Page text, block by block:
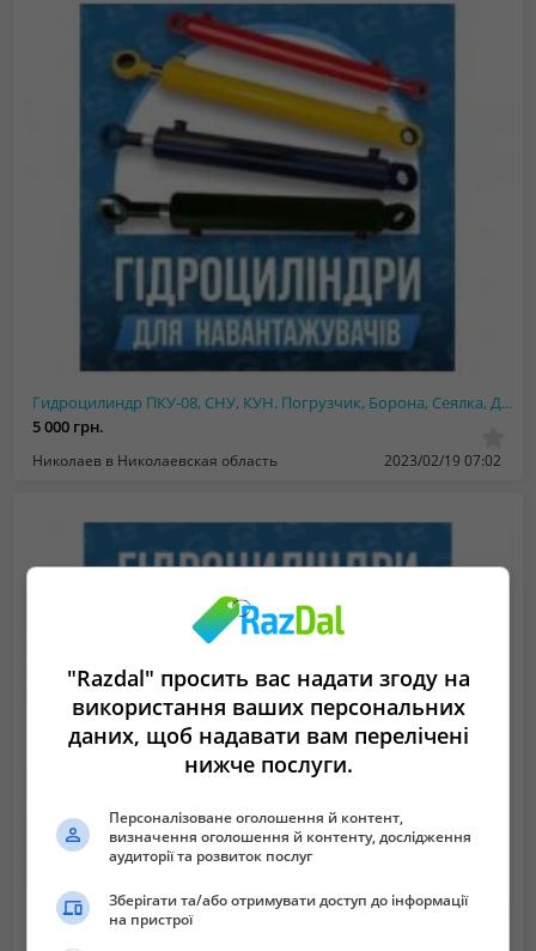
Гидроцилиндp ПКУ-08, СНУ, КУН. Погрyзчик, Борона, Сеялка, Дровокол
5 000 грн.
Николаев в Николаевская область 2023/02/19 07:02
13 000 грн.
"Razdal" просить вас надати згоду на
використання ваших персональних
даних, щоб надавати вам перелічені
нижче послуги.
Персоналізоване оголошення й контент,
визначення оголошення й контенту, дослідження
аудиторії та розвиток послуг
Зберігати та/або отримувати доступ до інформації
на пристрої